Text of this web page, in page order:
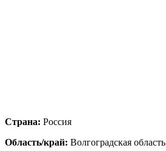
Страна: Россия
Область/край: Волгоградская область